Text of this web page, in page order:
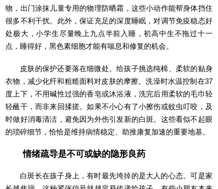
物，出门涂抹儿童专用的物理防晒霜，这些小动作能帮身体挡住
很多不利干扰。此外，保证充足的深度睡眠，对调节免疫稳态好
处极大，小学生尽量晚上九点半前入睡，初高中生不拖过十一
点，睡得好，黑色素细胞才能有喘息和修复的机会。
皮肤的保护还要落在细微处。给孩子挑选纯棉、柔软的贴身
衣物，减少化纤和粗糙面料对皮肤的摩擦。洗澡时水温控制在37
度上下，不用碱性过强的香皂或沐浴液，洗完后用柔软的毛巾轻
轻蘸干，而非来回揉搓。如果不小心有了小擦伤或蚊虫叮咬，及
时做好消毒清洁，避免因为外伤引发新的白斑。这些看似不起眼
的琐碎细节，恰恰是维持病情稳定、助推康复加速的重要地基。
情绪疏导是不可或缺的隐形良药
白斑长在孩子身上，有时最先垮掉的是大人的心态。可是家